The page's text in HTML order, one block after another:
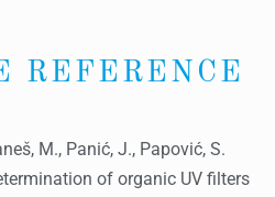
REFERENCE
M., Panić, J., Papović, S.
of organic UV filters